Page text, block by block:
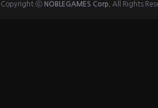
Copyright ⓒ NOBLEGAMES Corp. All Rights